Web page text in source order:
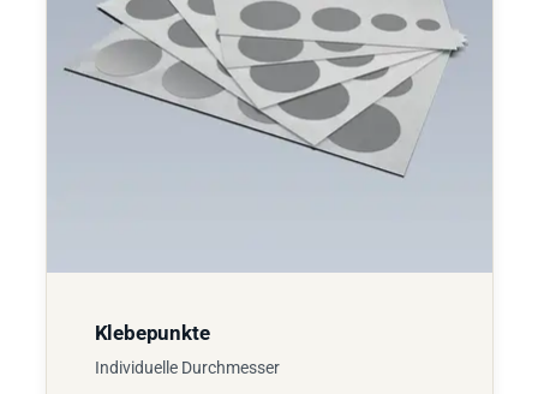
Klebepunkte
Individuelle Durchmesser